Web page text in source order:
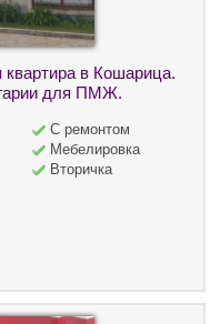
в Кошарица.
для ПМЖ.
С ремонтом
Мебелировка
Вторичка